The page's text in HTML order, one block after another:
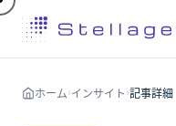
ホーム›インサイト ›記事詳細